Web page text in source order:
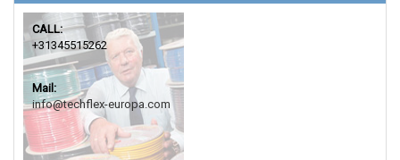
CALL:
+31345515262
Mail:
info@techflex-europa.com